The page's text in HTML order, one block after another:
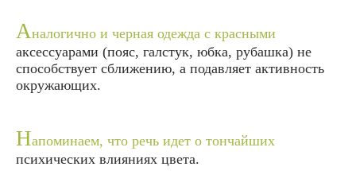
Аналогично и черная одежда с красными
аксессуарами (пояс, галстук, юбка, рубашка) не
способствует сближению, а подавляет активность
окружающих.
Напоминаем, что речь идет о тончайших
психических влияниях цвета.